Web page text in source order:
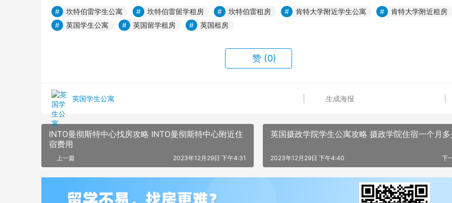
坎特伯雷学生公寓 坎特伯雷留学租房 坎特伯雷租房 肯特大学附近学生公寓
肯特大学附近租房
英国学生公寓
英国留学租房 英国租房
赞 (0)
英国学生公寓 生成海报
INTO曼彻斯特中心找房攻略 INTO曼彻斯特中心附近住
宿费用
上一篇 2023年12月29日 下午4:31
英国摄政学院学生公寓攻略 摄政学院住宿一个月
下
2023年12月29日 下午4:40